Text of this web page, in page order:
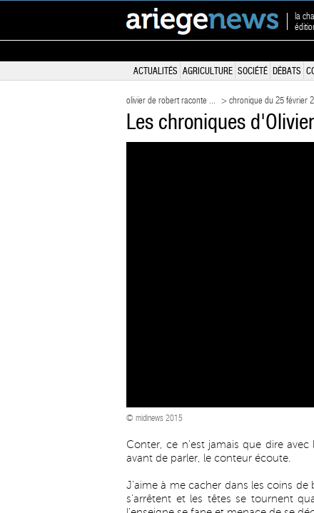
la
ACTUALITÉS AGRICULTURE SOCIÉTÉ DÉBATS
olivier de robert raconte ... > chronique du 25 février
Les chroniques
© midinews 2015
Conter, ce n'est jamais que dire avec
avant de parler, le conteur écoute.
J'aime à me cacher dans les coins de
s'arrêtent et les têtes se tournent